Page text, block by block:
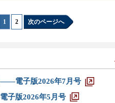
1 2 次のページへ
――電子版2026年7月号
子版2026年5月号